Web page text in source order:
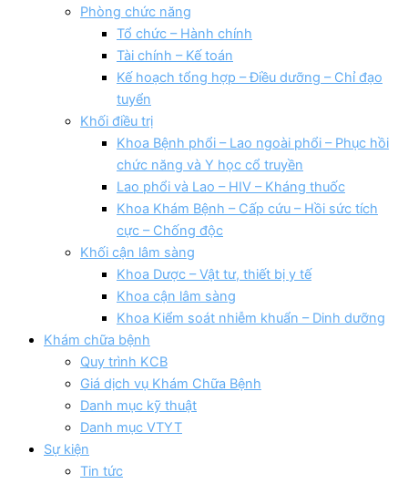
Phòng chức năng
Tổ chức – Hành chính
Tài chính – Kế toán
Kế hoạch tổng hợp – Điều dưỡng – Chỉ đạo
tuyển
Khối điều trị
Khoa Bệnh phổi – Lao ngoài phổi – Phục hồi
chức năng và Y học cổ truyền
Lao phổi và Lao – HIV – Kháng thuốc
Khoa Khám Bệnh – Cấp cứu – Hồi sức tích
cực – Chống độc
Khối cận lâm sàng
Khoa Dược – Vật tư, thiết bị y tế
Khoa cận lâm sàng
Khoa Kiểm soát nhiễm khuẩn – Dinh dưỡng
Khám chữa bệnh
Quy trình KCB
Giá dịch vụ Khám Chữa Bệnh
Danh mục kỹ thuật
Danh mục VTYT
Sự kiện
Tin tức